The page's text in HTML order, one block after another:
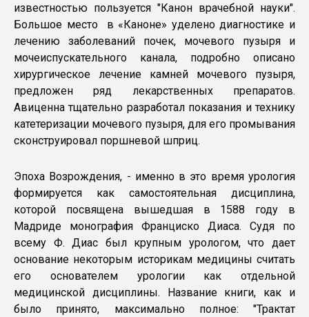
известностью пользуется "Канон врачебной науки".
Большое место в «Каноне» уделено диагностике и
лечению заболеваний почек, мочевого пузыря и
мочеиспускательного канала, подробно описано
хирургическое лечение камней мочевого пузыря,
предложен ряд лекарственных препаратов.
Авиценна тщательно разработал показания и технику
катетеризации мочевого пузыря, для его промывания
сконструировал поршневой шприц.
Эпоха Возрождения, - именно в это время урология
формируется как самостоятельная дисциплина,
которой посвящена вышедшая в 1588 году в
Мадриде монография Франциско Диаса. Судя по
всему Ф. Диас был крупным урологом, что дает
основание некоторым историкам медицины считать
его основателем урологии как отдельной
медицинской дисциплины. Название книги, как и
было принято, максимально полное: "Трактат